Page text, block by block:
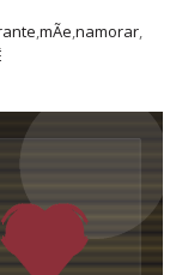
,mÃe,namorar,